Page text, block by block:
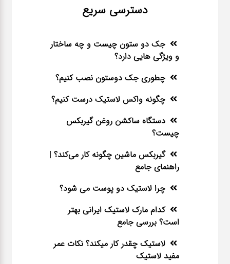
دسترسی سریع
جک دو ستون چیست و چه ساختار
و ویژگی هایی دارد؟
چطوری جک دوستون نصب کنیم؟
چگونه واکس لاستیک درست کنیم؟
دستگاه ساکشن روغن گیربکس
چیست؟
گیربکس ماشین چگونه کار می‌کند؟ |
راهنمای جامع
چرا لاستیک دو پوست می شود؟
کدام مارک لاستیک ایرانی بهتر
است؟ بررسی جامع
لاستیک چقدر کار میکند؟ نکات عمر
مفید لاستیک